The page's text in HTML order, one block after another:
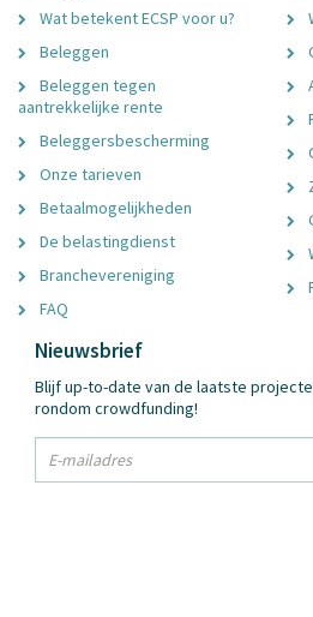
Wat betekent ECSP voor u?
Beleggen
Beleggen tegen
aantrekkelijke rente
Beleggersbescherming
Onze tarieven
Betaalmogelijkheden
De belastingdienst
Branchevereniging
FAQ
Nieuwsbrief
Blijf up-to-date van de laatste
rondom crowdfunding!
Email